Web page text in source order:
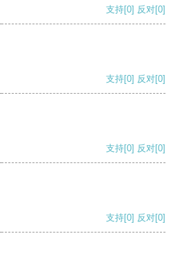
支持[0] 反对[0]
支持[0] 反对[0]
支持[0] 反对[0]
支持[0] 反对[0]